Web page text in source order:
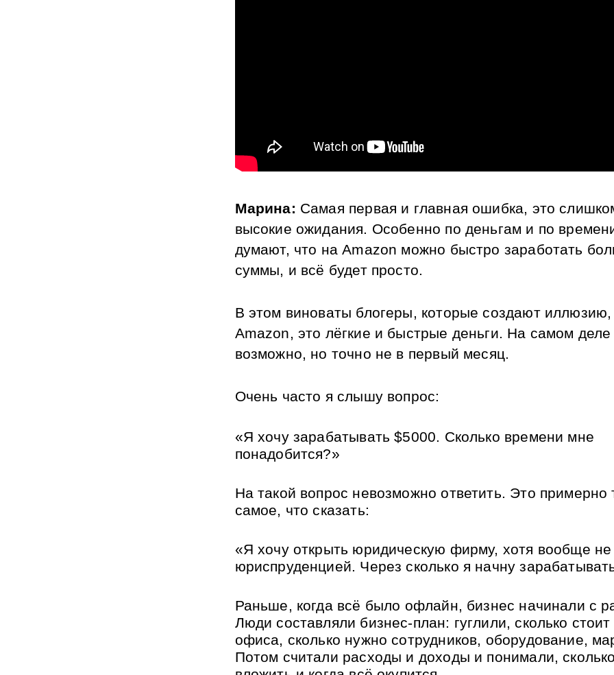
Марина: Самая первая и главная ошибка, это
высокие ожидания. Особенно по деньгам и по
думают, что на Amazon можно быстро заработать
суммы, и всё будет просто.
В этом виноваты блогеры, которые создают иллюзию,
Amazon, это лёгкие и быстрые деньги. На самом деле
возможно, но точно не в первый месяц.
Очень часто я слышу вопрос:
«Я хочу зарабатывать $5000. Сколько времени мне
понадобится?»
На такой вопрос невозможно ответить. Это примерно
самое, что сказать:
«Я хочу открыть юридическую фирму, хотя вообще не
юриспруденцией. Через сколько я начну
Раньше, когда всё было офлайн, бизнес начинали с
Люди составляли бизнес-план: гуглили, сколько
офиса, сколько нужно сотрудников, оборудование,
Потом считали расходы и доходы и понимали,